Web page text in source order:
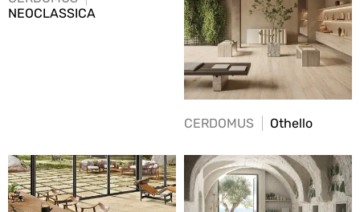
NEOCLASSICA
CERDOMUS Othello